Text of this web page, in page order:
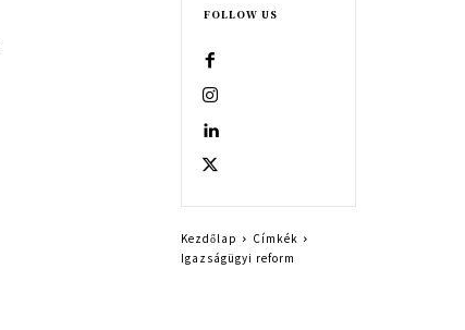
FOLLOW US
Kezdőlap
Címkék
Igazságügyi reform